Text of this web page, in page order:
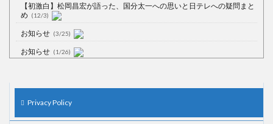
【初激白】松岡昌宏が語った、国分太一への思いと日テレへの疑問まと
め (12/3)
お知らせ (3/25)
お知らせ (1/26)
(7/13)
Privacy Policy